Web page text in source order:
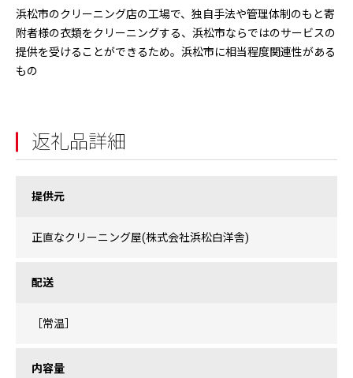
浜松市のクリーニング店の工場で、独自手法や管理体制のもと寄
附者様の衣類をクリーニングする、浜松市ならではのサービスの
提供を受けることができるため。浜松市に相当程度関連性がある
もの
返礼品詳細
提供元
正直なクリーニング屋(株式会社浜松白洋舎)
配送
［常温］
内容量